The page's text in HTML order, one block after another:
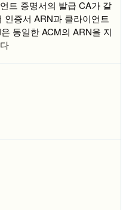
트 증명서의 발급 CA가 같
인증서 ARN과 클라이언트
동일한 ACM의 ARN을 지